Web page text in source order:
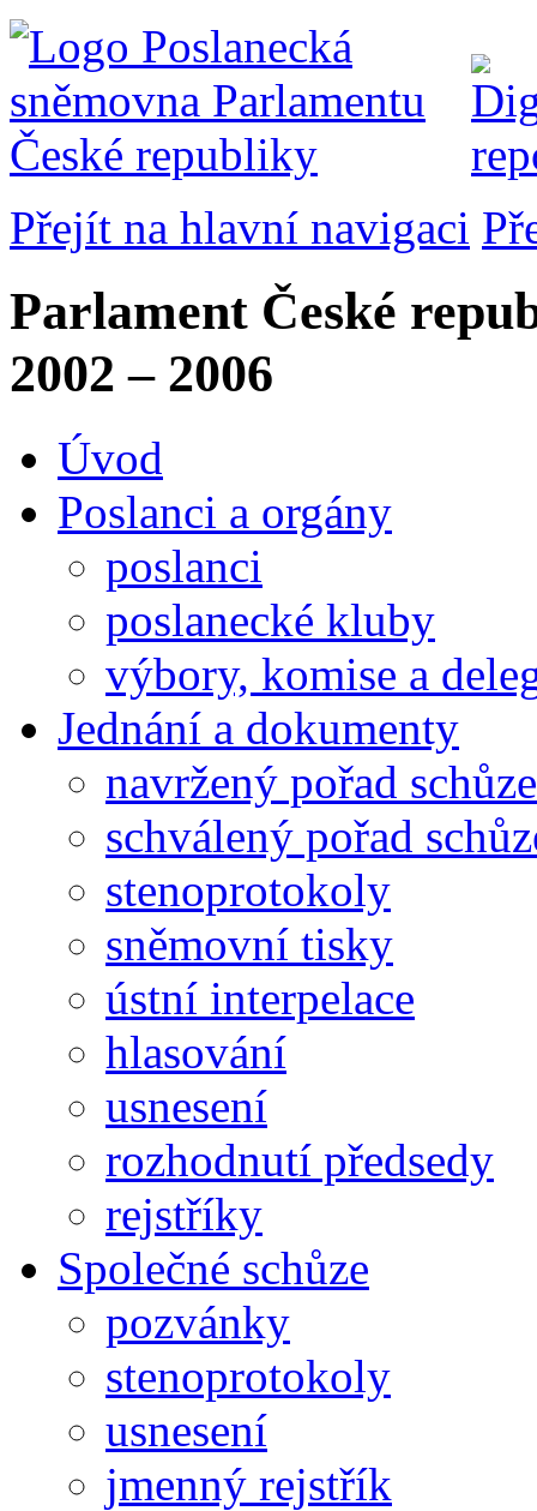
Přejít na hlavní navigaci
Parlament České
2002 – 2006
Úvod
Poslanci a orgány
poslanci
poslanecké kluby
výbory, komise a
Jednání a dokumenty
navržený pořad schůze
schválený pořad
stenoprotokoly
sněmovní tisky
ústní interpelace
hlasování
usnesení
rozhodnutí předsedy
rejstříky
Společné schůze
pozvánky
stenoprotokoly
usnesení
jmenný rejstřík